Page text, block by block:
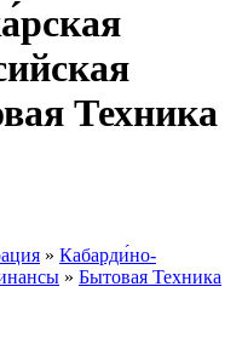
Техника
» Кабарди́но-
» Бытовая Техника